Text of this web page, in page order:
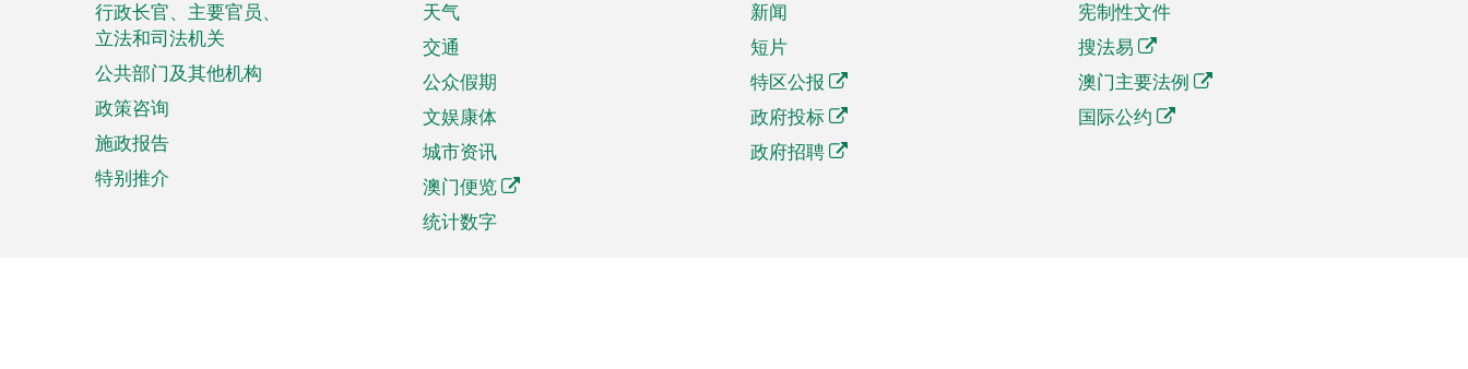
菜
单
行政长官、主要官员、
立法和司法机关
公共部门及其他机构
政策咨询
施政报告
特别推介
天气
交通
公众假期
文娱康体
城市资讯
澳门便览
统计数字
新闻
短片
特区公报
政府投标
政府招聘
宪制性文件
搜法易
澳门主要法例
国际公约